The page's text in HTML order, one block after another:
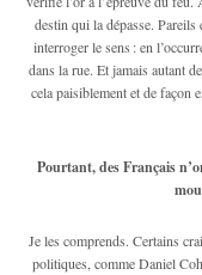
destin qui la dépasse.
interroger le sens : en
dans la rue. Et jamais autant
cela paisiblement et de façon
Pourtant, des Français
Je les comprends. Certains
politiques, comme Daniel